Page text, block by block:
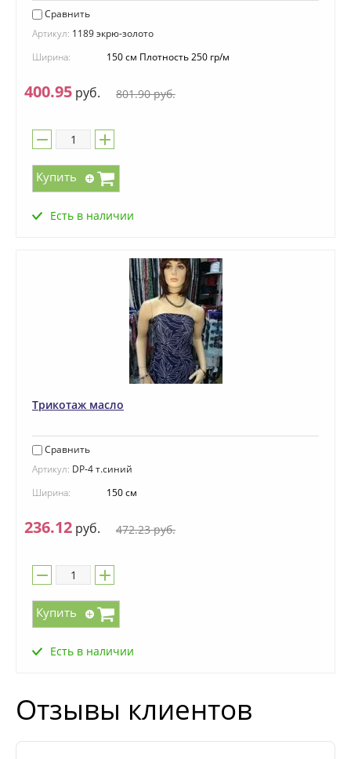
Сравнить
Артикул: 1189 экрю-золото
Ширина:
150 см Плотность 250 гр/м
801.90руб.
400.95 руб.
Купить
Есть в наличии
Трикотаж масло
Сравнить
Артикул: DP-4 т.синий
Ширина:
150 см
472.23руб.
236.12 руб.
Купить
Есть в наличии
Отзывы клиентов